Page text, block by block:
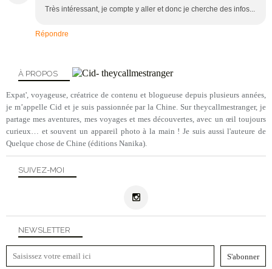
Très intéressant, je compte y aller et donc je cherche des infos...
Répondre
NEWSLETTER
SUIVEZ-MOI
À PROPOS
Expat', voyageuse, créatrice de contenu et blogueuse depuis plusieurs années,
je m’appelle Cid et je suis passionnée par la Chine. Sur theycallmestranger, je
partage mes aventures, mes voyages et mes découvertes, avec un œil toujours
curieux… et souvent un appareil photo à la main ! Je suis aussi l'auteure de
Quelque chose de Chine (éditions Nanika).